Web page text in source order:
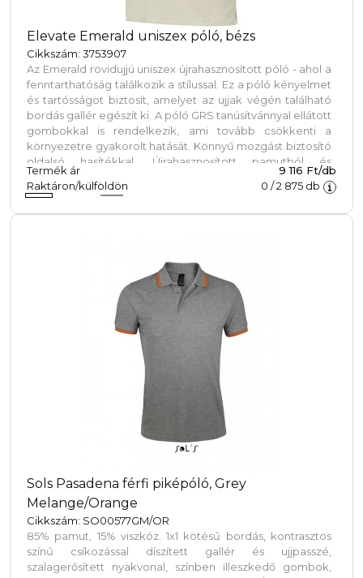
Elevate Emerald uniszex póló, bézs
Cikkszám: 3753907
Az Emerald rövidujjú uniszex újrahasznosított póló - ahol a
fenntarthatóság találkozik a stílussal. Ez a póló kényelmet
és tartósságot biztosít, amelyet az ujjak végén található
bordás gallér egészít ki. A póló GRS tanúsítvánnyal ellátott
gombokkal is rendelkezik, ami tovább csökkenti a
környezetre gyakorolt hatását. Könnyű mozgást biztosító
oldalsó hasítékkal. Újrahasznosított pamutból és
újrahasznosított poliészterből kevert 200 g/m2-es pique
kötésből készült. A póló Cyclo újrahasznosított szálakat
segítségével nyomon követhessék a termék eredetét és
útját, növelve az ellátási lánc átláthatóságát, és elősegítve
a termék és a gyártási folyamat közötti szorosabb
kapcsolatot. 50% újrahasznosított pamut és 50%
újrahasznosított poliészter.
Termék ár
9 116 Ft/db
Raktáron/külföldön
0 /2 875 db
Sols Pasadena férfi piképóló, Grey
Melange/Orange
Cikkszám: SO00577GM/OR
85% pamut, 15% viszkóz. 1x1 kötésű bordás, kontrasztos
színű csíkozással díszített gallér és ujjpasszé,
szalagerősített nyakvonal, színben illeszkedő gombok,